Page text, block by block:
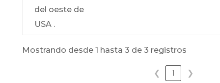
del oeste de
USA .
Mostrando desde 1 hasta 3 de 3 registros
❮ 1 ❯